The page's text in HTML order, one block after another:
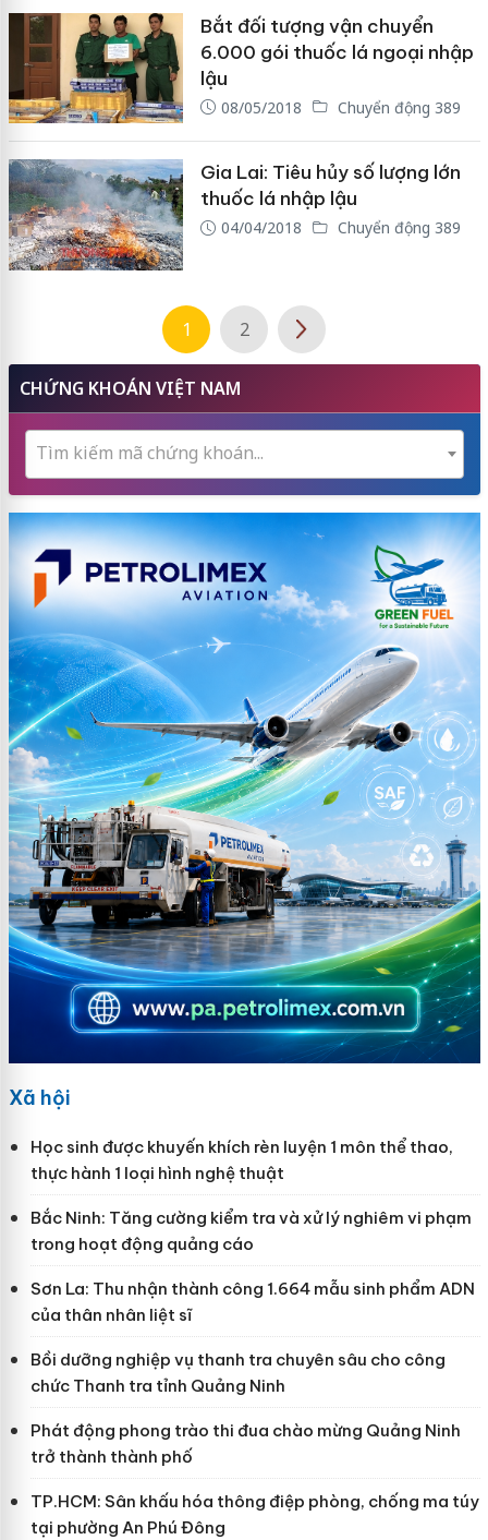
Bắt đối tượng vận chuyển
6.000 gói thuốc lá ngoại nhập
lậu
08/05/2018 Chuyển động 389
Gia Lai: Tiêu hủy số lượng lớn
thuốc lá nhập lậu
04/04/2018 Chuyển động 389
1 2
CHỨNG KHOÁN VIỆT NAM
Tìm kiếm mã chứng khoán...
Xã hội
Học sinh được khuyến khích rèn luyện 1 môn thể thao,
thực hành 1 loại hình nghệ thuật
Bắc Ninh: Tăng cường kiểm tra và xử lý nghiêm vi phạm
trong hoạt động quảng cáo
Sơn La: Thu nhận thành công 1.664 mẫu sinh phẩm ADN
của thân nhân liệt sĩ
Bồi dưỡng nghiệp vụ thanh tra chuyên sâu cho công
chức Thanh tra tỉnh Quảng Ninh
Phát động phong trào thi đua chào mừng Quảng Ninh
trở thành thành phố
TP.HCM: Sân khấu hóa thông điệp phòng, chống ma túy
tại phường An Phú Đông